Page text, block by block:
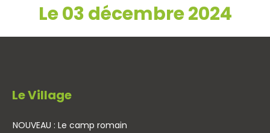
Le 03 décembre 2024
Le Village
NOUVEAU : Le camp romain